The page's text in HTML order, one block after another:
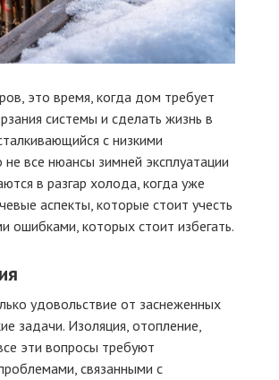
это время, когда дом требует
системы и сделать жизнь в
с низкими
все нюансы зимней эксплуатации
в разгар холода, когда уже
аспекты, которые стоит учесть
ошибками, которых стоит избегать.
удовольствие от заснеженных
задачи. Изоляция, отопление,
эти вопросы требуют
связанными с